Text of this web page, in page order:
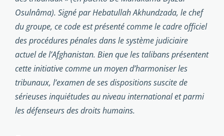
Osulnâma). Signé par Hebatullah Akhundzada, le chef
du groupe, ce code est présenté comme le cadre officiel
des procédures pénales dans le système judiciaire
actuel de l’Afghanistan. Bien que les talibans présentent
cette initiative comme un moyen d’harmoniser les
tribunaux, l’examen de ses dispositions suscite de
sérieuses inquiétudes au niveau international et parmi
les défenseurs des droits humains.